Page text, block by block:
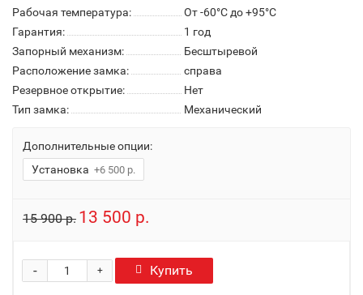
Рабочая температура:
От -60°C до +95°C
Гарантия:
1 год
Запорный механизм:
Бесштыревой
Расположение замка:
справа
Резервное открытие:
Нет
Тип замка:
Механический
Дополнительные опции:
Установка +6 500 р.
15 900 р. 13 500 р.
+
- Купить